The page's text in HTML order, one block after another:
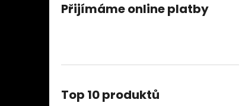
Přijímáme online platby
Top 10 produktů